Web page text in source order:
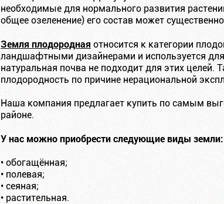
необходимые для нормального развития
общее озеленение) его состав может
Земля плодородная относится к категории
ландшафтными дизайнерами и используется
натуральная почва не подходит для этих
плодородность по причине нерациональной
Наша компания предлагает купить по самым
районе.
У нас можно приобрести следующие виды земли:
• обогащённая;
• полевая;
• сеяная;
• растительная.